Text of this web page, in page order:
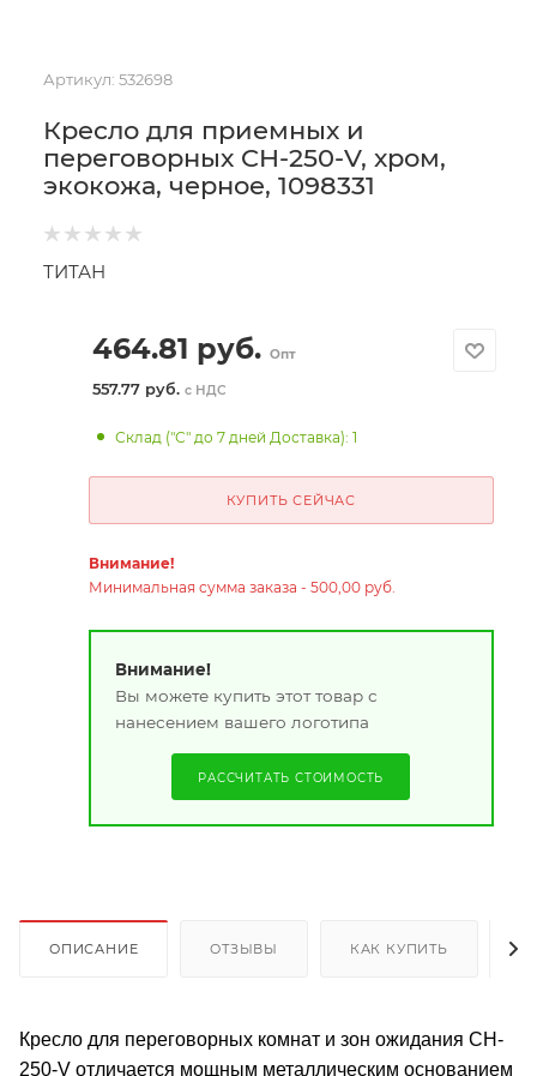
Артикул: 532698
Кресло для приемных и
переговорных CH-250-V, хром,
экокожа, черное, 1098331
ТИТАН
464.81 руб. Опт
557.77 руб. с НДС
Склад ("С" до 7 дней Доставка): 1
КУПИТЬ СЕЙЧАС
Внимание!
Минимальная сумма заказа - 500,00 руб.
Внимание!
Вы можете купить этот товар с
нанесением вашего логотипа
РАССЧИТАТЬ СТОИМОСТЬ
ОПИСАНИЕ ОТЗЫВЫ КАК КУПИТЬ
Кресло для переговорных комнат и зон ожидания CH-
250-V отличается мощным металлическим основанием